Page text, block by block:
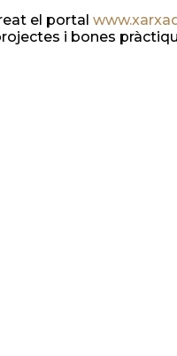
el portal
i bones